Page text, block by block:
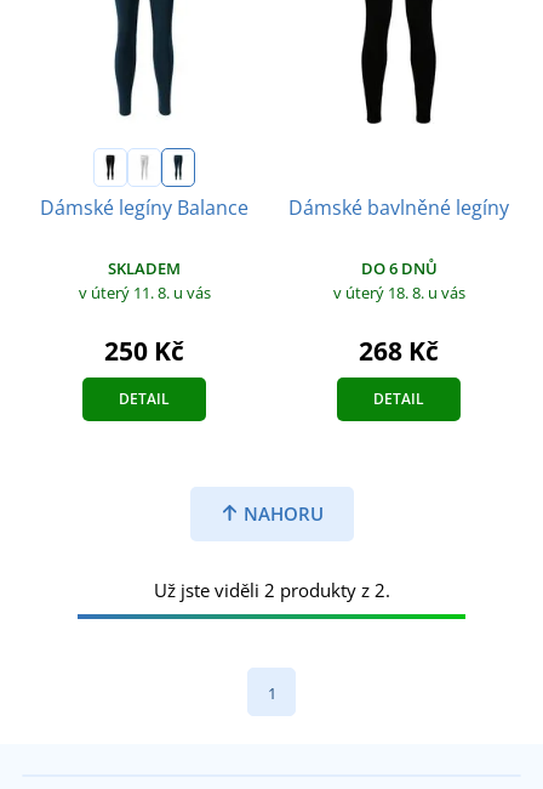
Dámské legíny Balance
SKLADEM
v úterý 11. 8. u vás
250 Kč
DETAIL
Dámské bavlněné legíny
DO 6 DNŮ
v úterý 18. 8. u vás
268 Kč
DETAIL
NAHORU
Už jste viděli 2 produkty z 2.
1